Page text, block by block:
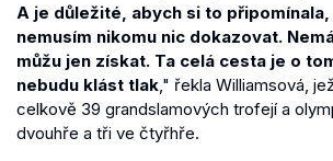
A je důležité, abych si to
nemusím nikomu nic dokazovat.
můžu jen získat. Ta celá cesta je o
nebudu klást tlak," řekla Williamsová,
celkově 39 grandslamových trofejí a
dvouhře a tři ve čtyřhře.